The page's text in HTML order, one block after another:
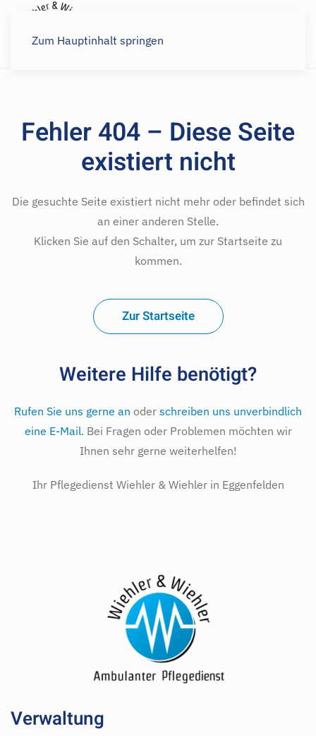
Zum Hauptinhalt springen
Fehler 404 – Diese Seite
existiert nicht
Die gesuchte Seite existiert nicht mehr oder befindet sich
an einer anderen Stelle.
Klicken Sie auf den Schalter, um zur Startseite zu
kommen.
Zur Startseite
Weitere Hilfe benötigt?
Rufen Sie uns gerne an oder schreiben uns unverbindlich
eine E-Mail. Bei Fragen oder Problemen möchten wir
Ihnen sehr gerne weiterhelfen!
Ihr Pflegedienst Wiehler & Wiehler in Eggenfelden
Verwaltung